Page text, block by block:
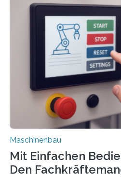
Maschinenbau
Mit Einfachen
Den